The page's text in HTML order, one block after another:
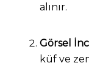
alınır.
Görsel
küf ve